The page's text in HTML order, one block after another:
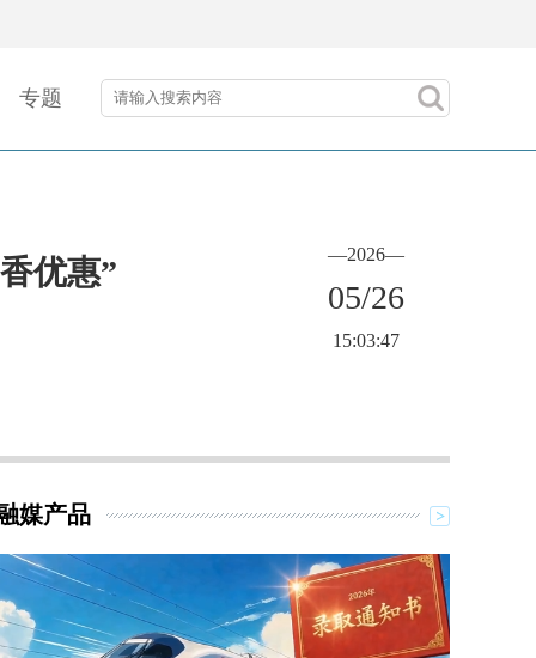
专题
优惠” —2026—
05/26
15:03:47
媒产品